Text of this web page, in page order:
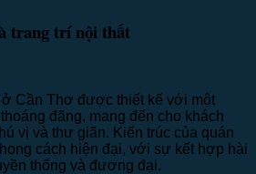
trang trí nội thất
Cần Thơ được thiết kế với một
đãng, mang đến cho khách
vị và thư giãn. Kiến trúc của quán
cách hiện đại, với sự kết hợp hài
thống và đương đại.